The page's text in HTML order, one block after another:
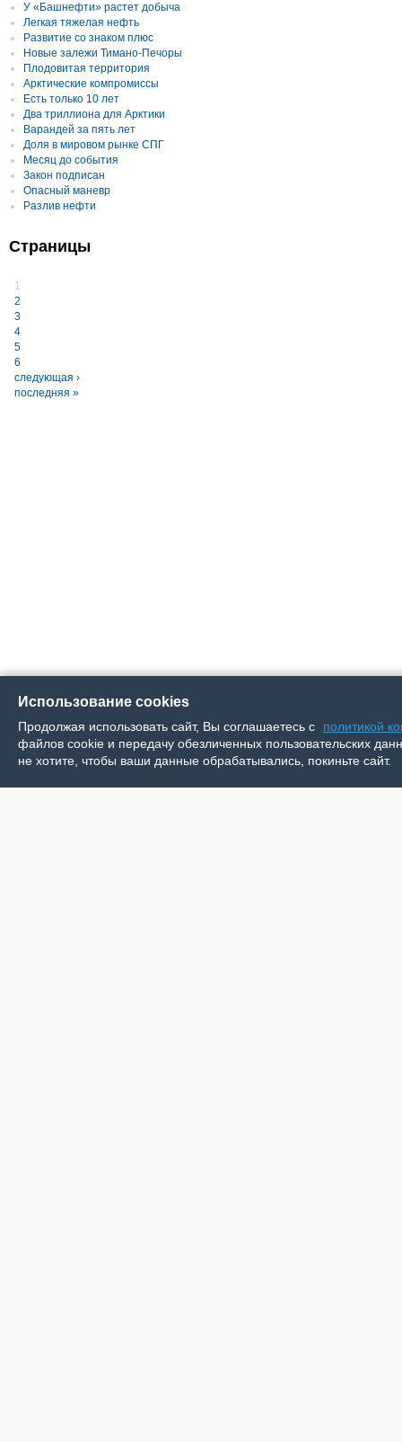
У «Башнефти» растет добыча
Легкая тяжелая нефть
Развитие со знаком плюс
Новые залежи Тимано-Печоры
Плодовитая территория
Арктические компромиссы
Есть только 10 лет
Два триллиона для Арктики
Варандей за пять лет
Доля в мировом рынке СПГ
Месяц до события
Закон подписан
Опасный маневр
Разлив нефти
Страницы
1
2
3
4
5
6
следующая ›
последняя »
Использование cookies
Продолжая использовать сайт, Вы соглашаетесь с
политикой
файлов cookie и передачу обезличенных пользовательских
не хотите, чтобы ваши данные обрабатывались, покиньте сайт.